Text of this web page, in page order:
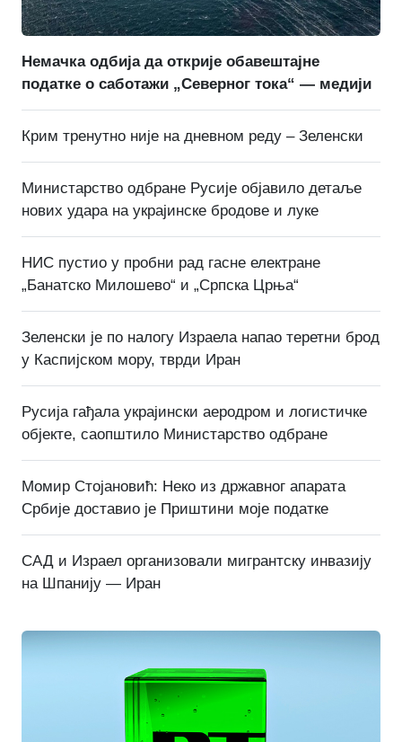
Немачка одбија да открије обавештајне
податке о саботажи „Северног тока“ — медији
Крим тренутно није на дневном реду – Зеленски
Министарство одбране Русије објавило детаље
нових удара на украјинске бродове и луке
НИС пустио у пробни рад гасне електране
„Банатско Милошево“ и „Српска Црња“
Зеленски је по налогу Израела напао теретни брод
у Каспијском мору, тврди Иран
Русија гађала украјински аеродром и логистичке
објекте, саопштило Министарство одбране
Момир Стојановић: Неко из државног апарата
Србије доставио је Приштини моје податке
САД и Израел организовали мигрантску инвазију
на Шпанију — Иран